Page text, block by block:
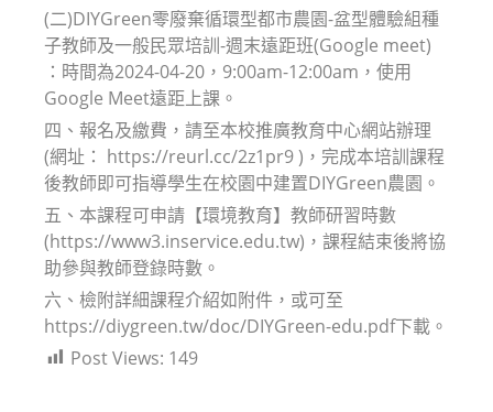
(二)DIYGreen零廢棄循環型都市農園-盆型體驗組種
子教師及一般民眾培訓-週末遠距班(Google meet)
：時間為2024-04-20，9:00am-12:00am，使用
Google Meet遠距上課。
四、報名及繳費，請至本校推廣教育中心網站辦理
(網址： https://reurl.cc/2z1pr9 )，完成本培訓課程
後教師即可指導學生在校園中建置DIYGreen農園。
五、本課程可申請【環境教育】教師研習時數
(https://www3.inservice.edu.tw)，課程結束後將協
助參與教師登錄時數。
六、檢附詳細課程介紹如附件，或可至
https://diygreen.tw/doc/DIYGreen-edu.pdf下載。
Post Views: 149